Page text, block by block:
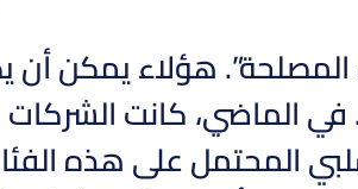
هؤلاء يمكن أن
في الماضي، كانت
المحتمل على هذه